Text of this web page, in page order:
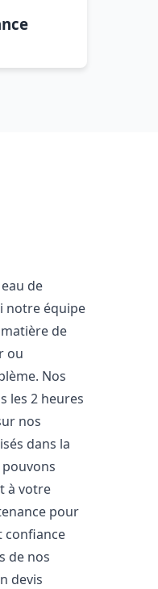
de
notre équipe
de
ou
Nos
les 2 heures
nos
dans la
à votre
pour
confiance
de nos
devis